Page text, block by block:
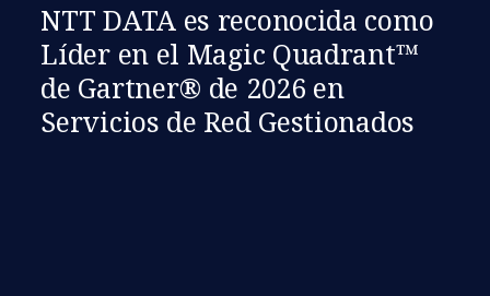
NTT DATA es reconocida como
Líder en el Magic Quadrant™
de Gartner® de 2026 en
Servicios de Red Gestionados